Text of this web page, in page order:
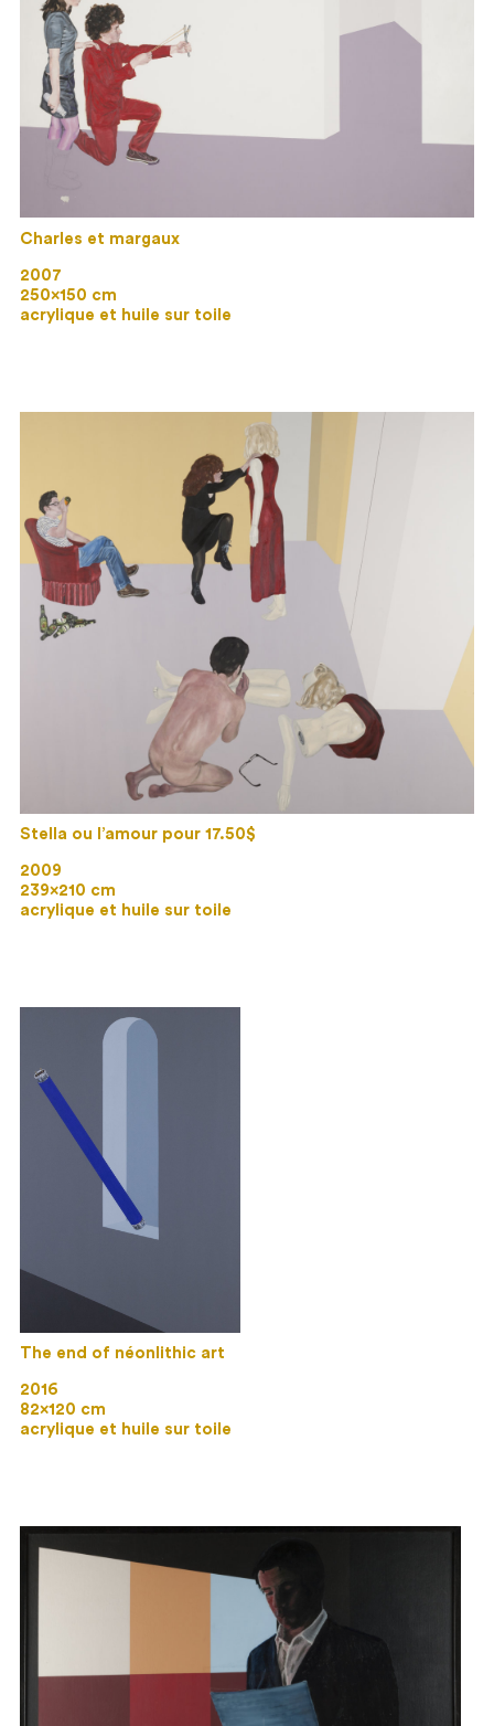
Charles et margaux
2007
250×150 cm
acrylique et huile sur toile
Stella ou l’amour pour 17.50$
2009
239×210 cm
acrylique et huile sur toile
The end of néonlithic art
2016
82×120 cm
acrylique et huile sur toile